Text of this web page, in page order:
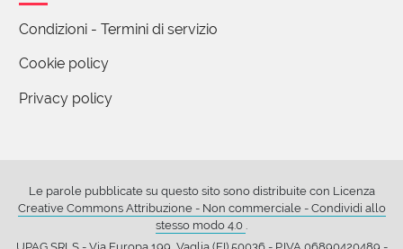
Aldo Cavini Benedetti
01 Gennaio 2021 06:34
altra parola?)
Condizioni - Termini di servizio
Cookie policy
Privacy policy
Le parole pubblicate su questo sito sono distribuite con Licenza
Creative Commons Attribuzione - Non commerciale - Condividi allo
stesso modo 4.0 .